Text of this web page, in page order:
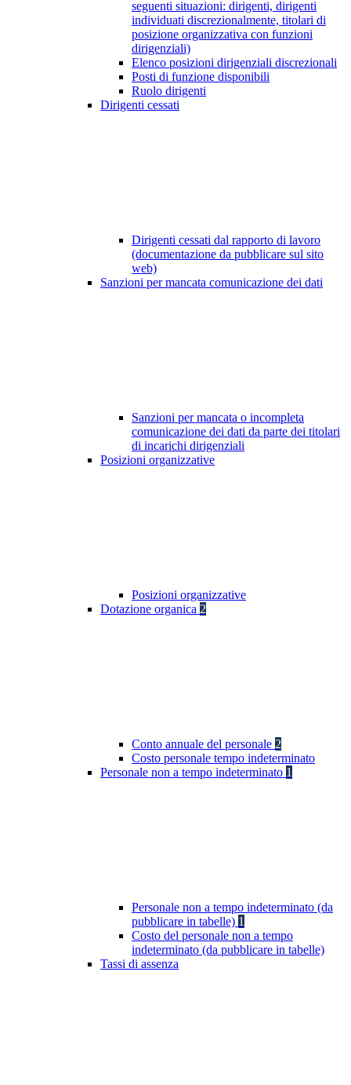
seguenti situazioni: dirigenti, dirigenti
individuati discrezionalmente, titolari di
posizione organizzativa con funzioni
dirigenziali)
Elenco posizioni dirigenziali discrezionali
Posti di funzione disponibili
Ruolo dirigenti
Dirigenti cessati
Dirigenti cessati dal rapporto di lavoro
(documentazione da pubblicare sul sito
web)
Sanzioni per mancata comunicazione dei dati
Sanzioni per mancata o incompleta
comunicazione dei dati da parte dei titolari
di incarichi dirigenziali
Posizioni organizzative
Posizioni organizzative
Dotazione organica 2
Conto annuale del personale 2
Costo personale tempo indeterminato
Personale non a tempo indeterminato 1
Personale non a tempo indeterminato (da
pubblicare in tabelle) 1
Costo del personale non a tempo
indeterminato (da pubblicare in tabelle)
Tassi di assenza